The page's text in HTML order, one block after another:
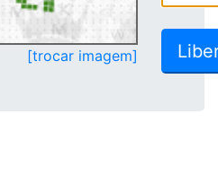
[trocar imagem]